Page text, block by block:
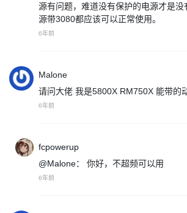
源有问题，难道没有保护的电源才是
源带3080都应该可以正常使用。
6年前
Malone
请问大佬 我是5800X RM750X 能带的
6年前
fcpowerup
@Malone：
你好，不超频可以用
6年前